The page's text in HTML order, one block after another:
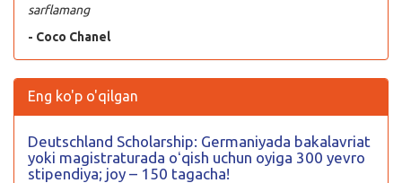
sarflamang
- Coco Chanel
Eng ko'p o'qilgan
Deutschland Scholarship: Germaniyada bakalavriat
yoki magistraturada oʻqish uchun oyiga 300 yevro
stipendiya; joy – 150 tagacha!